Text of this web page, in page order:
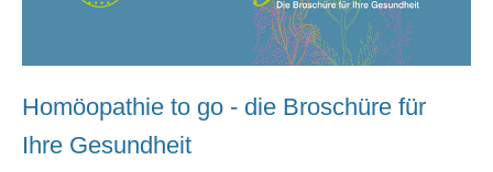
Homöopathie to go - die Broschüre für
Ihre Gesundheit